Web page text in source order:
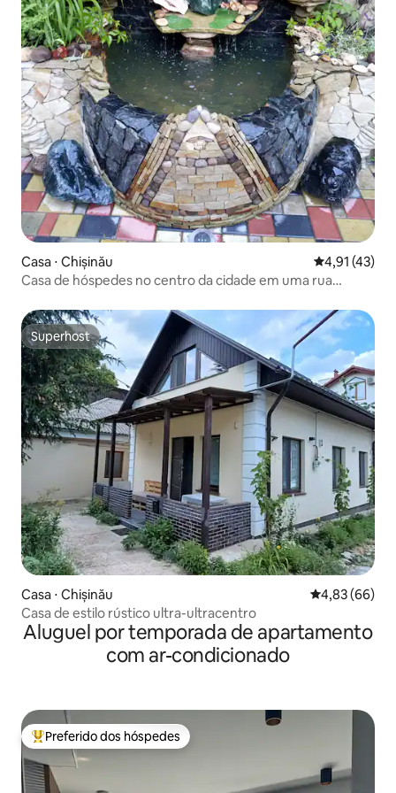
Casa ⋅ Chișinău 4,91 de uma
4,91 (43)
Casa de hóspedes no centro da cidade em uma rua
Superhost
Superhost
Casa ⋅ Chișinău 4,83 de uma
4,83 (66)
Casa de estilo rústico ultra-ultracentro
Aluguel por temporada de apartamento
com ar-condicionado
Entre os melhores preferidos dos hóspedes
Preferido dos hóspedes